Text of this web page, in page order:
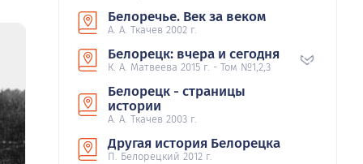
Белоречье. Век за веком
А. А. Ткачев 2002 г.
Белорецк: вчера и сегодня
К. А. Матвеева 2015 г. - Том №1,2,3
Белорецк - страницы
истории
А. А. Ткачев 2003 г.
Другая история Белорецка
П. Белорецкий 2012 г.